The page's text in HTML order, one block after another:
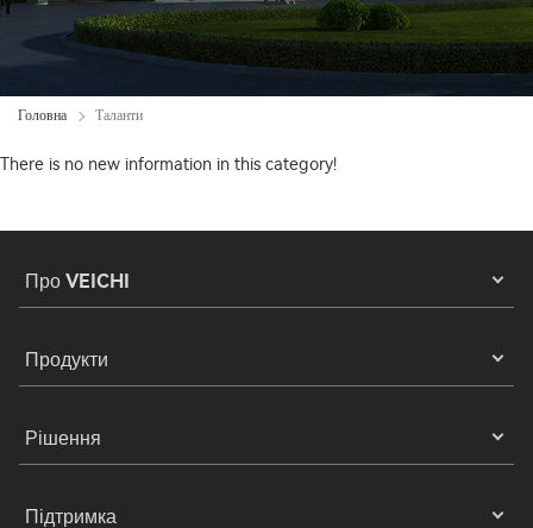
Головна Таланти
There is no new information in this category!
Про VEICHI
Продукти
Рішення
Підтримка